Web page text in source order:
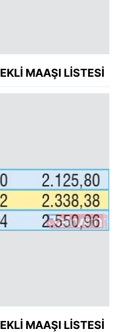
sizlere yönelik
amaçlarıyla
kullanılacaktır.
Kanunu uyarınca
okumak ve sitemizde
çerezlerle ilgili bilgi
MAAŞI LİSTESİ
MAAŞI LİSTESİ